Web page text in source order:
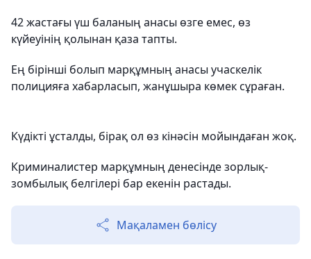
42 жастағы үш баланың анасы өзге емес, өз
күйеуінің қолынан қаза тапты.
Ең бірінші болып марқұмның анасы учаскелік
полицияға хабарласып, жанұшыра көмек сұраған.
Күдікті ұсталды, бірақ ол өз кінәсін мойындаған жоқ.
Криминалистер марқұмның денесінде зорлық-
зомбылық белгілері бар екенін растады.
Мақаламен бөлісу